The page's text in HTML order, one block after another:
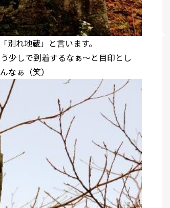
れ地蔵」と言います。
少しで到着するなぁ～と目印とし
なぁ（笑）